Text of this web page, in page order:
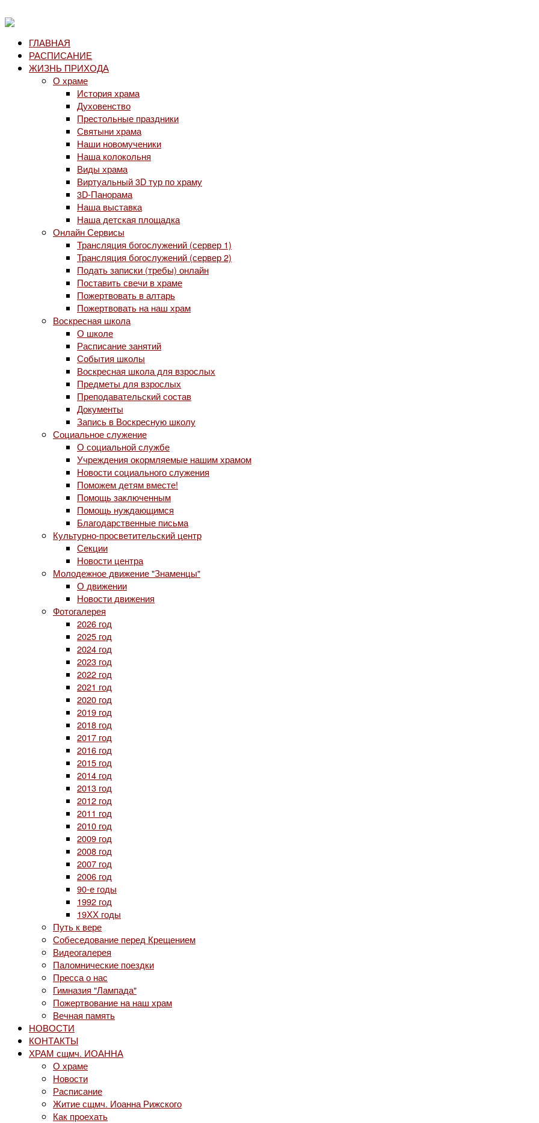
ГЛАВНАЯ
РАСПИСАНИЕ
ЖИЗНЬ ПРИХОДА
О храме
История храма
Духовенство
Престольные праздники
Святыни храма
Наши новомученики
Наша колокольня
Виды храма
Виртуальный 3D тур по храму
3D-Панорама
Наша выставка
Наша детская площадка
Онлайн Сервисы
Трансляция богослужений (сервер 1)
Трансляция богослужений (сервер 2)
Подать записки (требы) онлайн
Поставить свечи в храме
Пожертвовать в алтарь
Пожертвовать на наш храм
Воскресная школа
О школе
Расписание занятий
События школы
Воскресная школа для взрослых
Предметы для взрослых
Преподавательский состав
Документы
Запись в Воскресную школу
Социальное служение
О социальной службе
Учреждения окормляемые нашим храмом
Новости социального служения
Поможем детям вместе!
Помощь заключенным
Помощь нуждающимся
Благодарственные письма
Культурно-просветительский центр
Секции
Новости центра
Молодежное движение "Знаменцы"
О движении
Новости движения
Фотогалерея
2026 год
2025 год
2024 год
2023 год
2022 год
2021 год
2020 год
2019 год
2018 год
2017 год
2016 год
2015 год
2014 год
2013 год
2012 год
2011 год
2010 год
2009 год
2008 год
2007 год
2006 год
90-е годы
1992 год
19ХХ годы
Путь к вере
Собеседование перед Крещением
Видеогалерея
Паломнические поездки
Пресса о нас
Гимназия "Лампада"
Пожертвование на наш храм
Вечная память
НОВОСТИ
КОНТАКТЫ
ХРАМ сщмч. ИОАННА
О храме
Новости
Расписание
Житие сщмч. Иоанна Рижского
Как проехать